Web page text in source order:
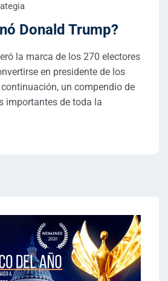
Donald Trump?
la marca de los 270 electores
en presidente de los
un compendio de
importantes de toda la